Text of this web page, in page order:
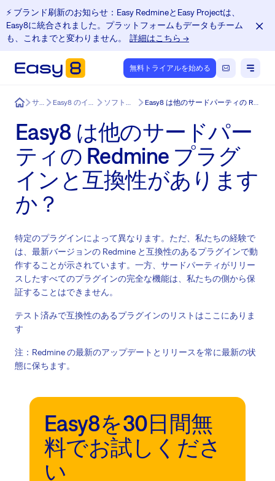
⚡️ ブランド刷新のお知らせ：Easy RedmineとEasy Projectは、
Easy8に統合されました。プラットフォームもデータもチーム
も、これまでと変わりません。
詳細はこちら →
無料トライアルを始める
Easy8 サービス Easy8 のインテグレーション ソフトウェアについて Easy8 は他のサードパーティの Redmine プラグインと互換性がありますか？
Easy8 は他のサードパー
ティの Redmine プラグ
インと互換性があります
か？
特定のプラグインによって異なります。ただ、私たちの経験で
は、最新バージョンの Redmine と互換性のあるプラグインで動
作することが示されています。一方、サードパーティがリリー
スしたすべてのプラグインの完全な機能は、私たちの側から保
証することはできません。
テスト済みで互換性のあるプラグインのリストはここにありま
す
注：Redmine の最新のアップデートとリリースを常に最新の状
態に保ちます。
Easy8を30日間無
料でお試しくださ
い